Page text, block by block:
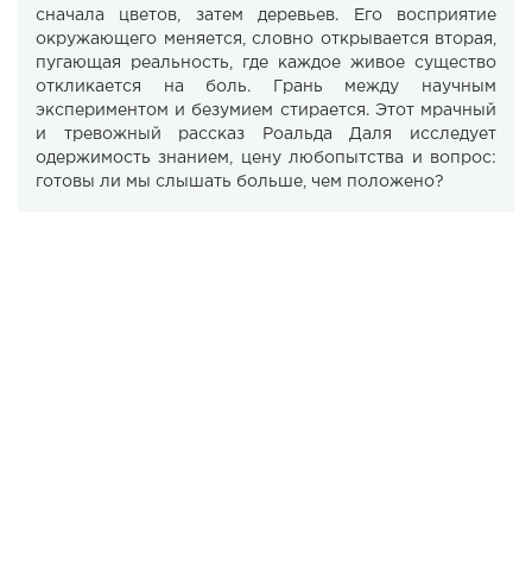
сначала цветов, затем деревьев. Его восприятие
окружающего меняется, словно открывается вторая,
пугающая реальность, где каждое живое существо
откликается на боль. Грань между научным
экспериментом и безумием стирается. Этот мрачный
и тревожный рассказ Роальда Даля исследует
одержимость знанием, цену любопытства и вопрос:
готовы ли мы слышать больше, чем положено?